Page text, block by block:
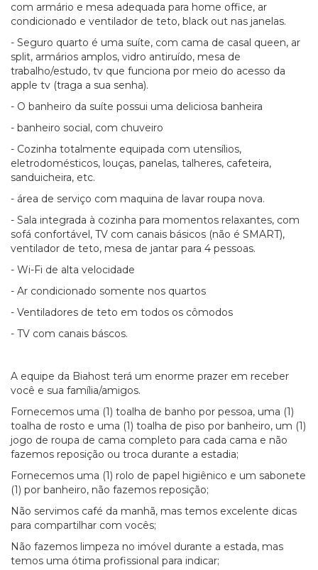
com armário e mesa adequada para home office, ar
condicionado e ventilador de teto, black out nas janelas.
- Seguro quarto é uma suíte, com cama de casal queen, ar
split, armários amplos, vidro antiruído, mesa de
trabalho/estudo, tv que funciona por meio do acesso da
apple tv (traga a sua senha).
- O banheiro da suíte possui uma deliciosa banheira
- banheiro social, com chuveiro
- Cozinha totalmente equipada com utensílios,
eletrodomésticos, louças, panelas, talheres, cafeteira,
sanduicheira, etc.
- área de serviço com maquina de lavar roupa nova.
- Sala integrada à cozinha para momentos relaxantes, com
sofá confortável, TV com canais básicos (não é SMART),
ventilador de teto, mesa de jantar para 4 pessoas.
- Wi-Fi de alta velocidade
- Ar condicionado somente nos quartos
- Ventiladores de teto em todos os cômodos
- TV com canais báscos.
A equipe da Biahost terá um enorme prazer em receber
você e sua família/amigos.
Fornecemos uma (1) toalha de banho por pessoa, uma (1)
toalha de rosto e uma (1) toalha de piso por banheiro, um (1)
jogo de roupa de cama completo para cada cama e não
fazemos reposição ou troca durante a estadia;
Fornecemos uma (1) rolo de papel higiênico e um sabonete
(1) por banheiro, não fazemos reposição;
Não servimos café da manhã, mas temos excelente dicas
para compartilhar com vocês;
Não fazemos limpeza no imóvel durante a estada, mas
temos uma ótima profissional para indicar;